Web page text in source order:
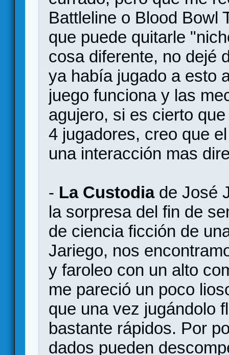
Battleline o Blood Bowl
que puede quitarle
cosa diferente, no dejé
ya había jugado a esto
juego funciona y las
agujero, si es cierto
4 jugadores, creo que
una interacción mas
- La Custodiade José
la sorpresa del fin de
de ciencia ficción de
Jariego, nos
y faroleo con un alto
me pareció un poco
que una vez jugándolo
bastante rápidos. Por
dados pueden